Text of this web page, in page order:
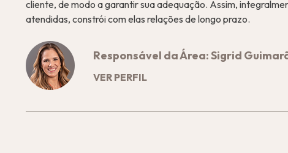
cliente, de modo a garantir sua adequação. Assim,
atendidas, constrói com elas relações de longo prazo.
Responsável da Área: Sigrid
VER PERFIL